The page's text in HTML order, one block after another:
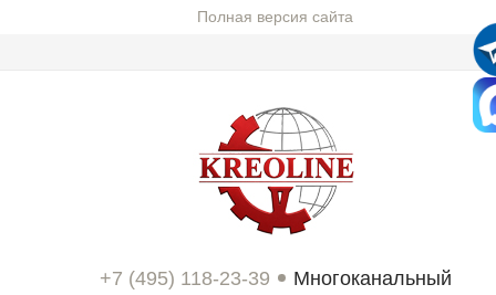
Полная версия сайта
+7 (495) 118-23-39 Многоканальный